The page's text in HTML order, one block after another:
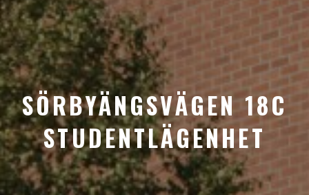
SÖRBYÄNGSVÄGEN 18C
STUDENTLÄGENHET